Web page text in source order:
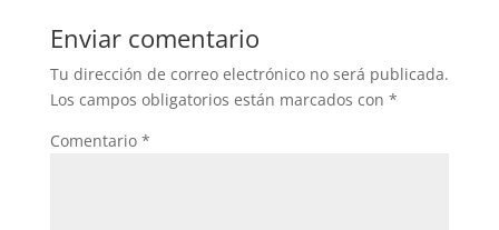
b
o
o
k
A
p
p
Enviar comentario
Tu dirección de correo electrónico no será publicada.
Los campos obligatorios están marcados con *
Comentario *